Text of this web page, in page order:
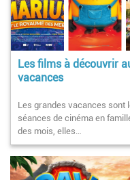
Les films à découvrir
vacances
Les grandes vacances sont
séances de cinéma en
des mois, elles…